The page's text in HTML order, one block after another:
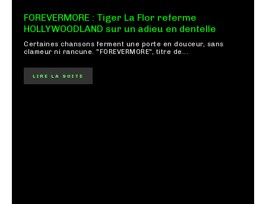
FOREVERMORE : Tiger La Flor referme
HOLLYWOODLAND sur un adieu en dentelle
Certaines chansons ferment une porte en douceur, sans
clameur ni rancune. "FOREVERMORE", titre de...
LIRE LA SUITE